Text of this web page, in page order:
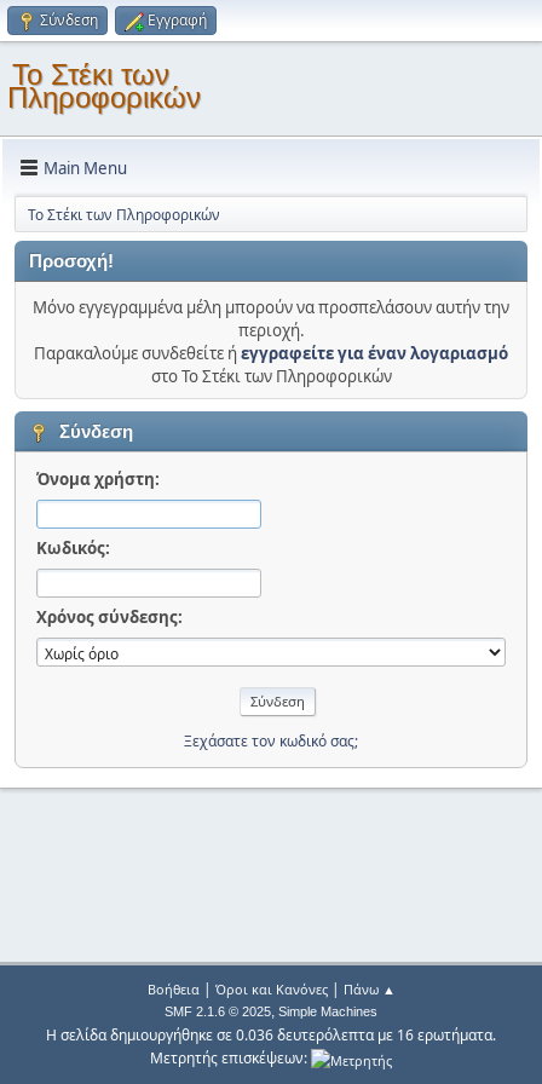
Σύνδεση Εγγραφή
Το Στέκι των
Πληροφορικών
Main Menu
Το Στέκι των Πληροφορικών
Προσοχή!
Μόνο εγγεγραμμένα μέλη μπορούν να προσπελάσουν αυτήν την
περιοχή.
Παρακαλούμε συνδεθείτε ήεγγραφείτε για έναν λογαριασμό
στο Το Στέκι των Πληροφορικών
Σύνδεση
Όνομα χρήστη:
Κωδικός:
Χρόνος σύνδεσης:
Ξεχάσατε τον κωδικό σας;
Βοήθεια| Όροι και Κανόνες| Πάνω ▲
SMF 2.1.6 © 2025, Simple Machines
Η σελίδα δημιουργήθηκε σε 0.036 δευτερόλεπτα με 16 ερωτήματα.
Μετρητής επισκέψεων: